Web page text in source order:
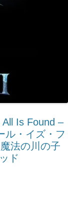
All Is Found –
ル・イズ・フ
法の川の子
ド